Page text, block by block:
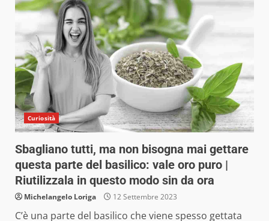
Curiosità
Sbagliano tutti, ma non bisogna mai gettare
questa parte del basilico: vale oro puro |
Riutilizzala in questo modo sin da ora
Michelangelo Loriga 12 Settembre 2023
C’è una parte del basilico che viene spesso gettata